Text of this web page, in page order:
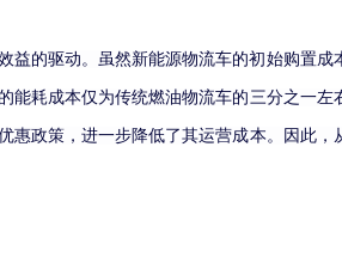
益的驱动。虽然新能源物流车的初始购置
能耗成本仅为传统燃油物流车的三分之一
惠政策，进一步降低了其运营成本。因此